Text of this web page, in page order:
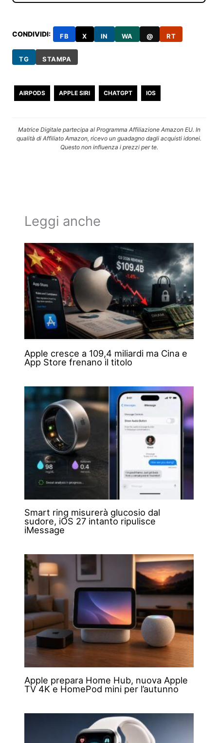
CONDIVIDI: FB X IN WA @ RT
TG STAMPA
AIRPODS APPLE SIRI CHATGPT IOS
Matrice Digitale partecipa al Programma Affiliazione Amazon EU. In
qualità di Affiliato Amazon, ricevo un guadagno dagli acquisti idonei.
Questo non influenza i prezzi per te.
Leggi anche
Apple cresce a 109,4 miliardi ma Cina e
App Store frenano il titolo
Smart ring misurerà glucosio dal
sudore, iOS 27 intanto ripulisce
iMessage
Apple prepara Home Hub, nuova Apple
TV 4K e HomePod mini per l’autunno